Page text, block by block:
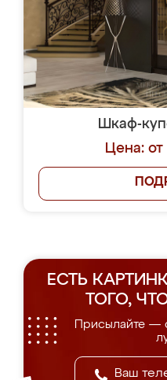
Шкаф-
Цена:
ЕСТЬ
ТОГО,
Присылайте —